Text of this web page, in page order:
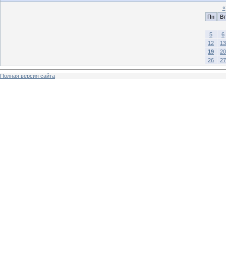
«
Пн
Вт
5
6
12
13
19
20
26
27
Полная версия сайта